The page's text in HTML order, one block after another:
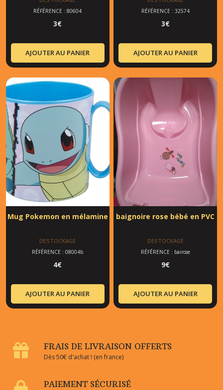
RÉFÉRENCE : 80604
3€
AJOUTER AU PANIER
RÉFÉRENCE : 32574
3€
AJOUTER AU PANIER
Mug Pokemon en mélamine
DESTOCKAGE
RÉFÉRENCE : 08004b
4€
AJOUTER AU PANIER
baignoire rose bébé en PVC
DESTOCKAGE
RÉFÉRENCE : bairose
9€
AJOUTER AU PANIER
FRAIS DE LIVRAISON OFFERTS
Dès 50€ d'achat ! (en france)
PAIEMENT SÉCURISÉ